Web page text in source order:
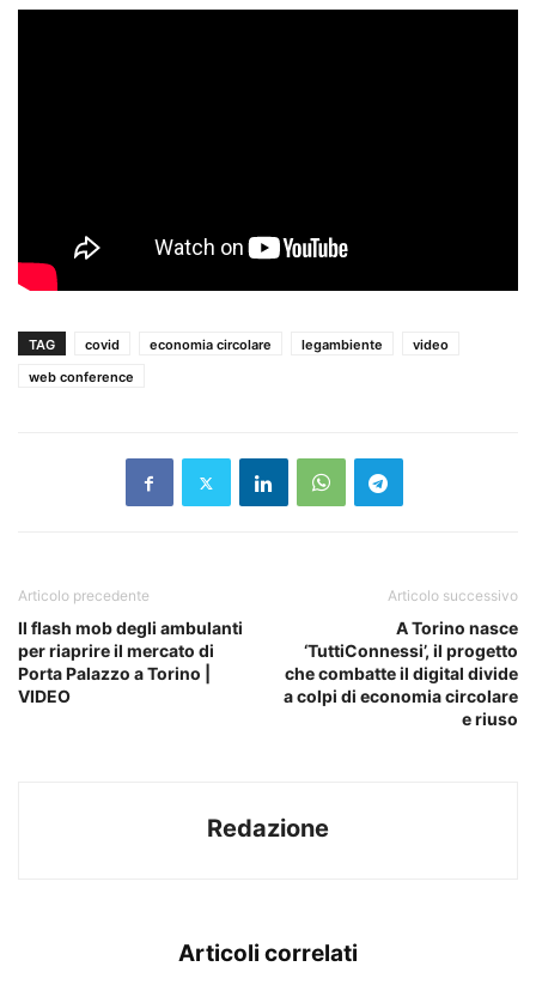
TAG covid economia circolare legambiente
video
web conference
Articolo precedente
Il flash mob degli ambulanti
per riaprire il mercato di
Porta Palazzo a Torino |
VIDEO
Articolo successivo
A Torino nasce
‘TuttiConnessi’, il progetto
che combatte il digital divide
a colpi di economia circolare
e riuso
Redazione
Articoli correlati